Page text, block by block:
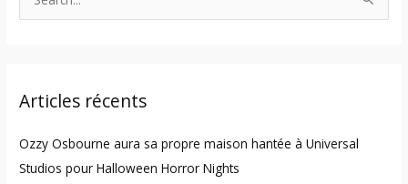
c
f
o
Articles récents
Ozzy Osbourne aura sa propre maison hantée à Universal
Studios pour Halloween Horror Nights